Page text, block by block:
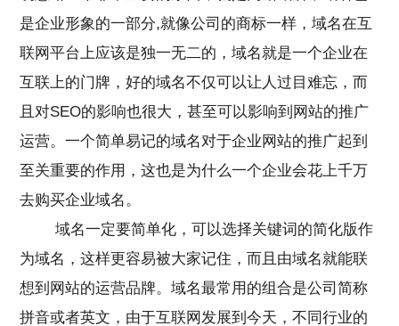
是企业形象的一部分,就像公司的商标一样，域名在互
联网平台上应该是独一无二的，域名就是一个企业在
互联上的门牌，好的域名不仅可以让人过目难忘，而
且对SEO的影响也很大，甚至可以影响到网站的推广
运营。一个简单易记的域名对于企业网站的推广起到
至关重要的作用，这也是为什么一个企业会花上千万
去购买企业域名。
域名一定要简单化，可以选择关键词的简化版作
为域名，这样更容易被大家记住，而且由域名就能联
想到网站的运营品牌。域名最常用的组合是公司简称
拼音或者英文，由于互联网发展到今天，不同行业的